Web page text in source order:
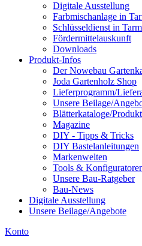
Digitale Ausstellung
Farbmischanlage in
Schlüsseldienst in
Fördermittelauskunft
Downloads
Produkt-Infos
Der Nowebau
Joda Gartenholz Shop
Lieferprogramm/
Unsere Beilage/
Blätterkataloge/
Magazine
DIY - Tipps & Tricks
DIY Bastelanleitungen
Markenwelten
Tools &
Unsere Bau-Ratgeber
Bau-News
Digitale Ausstellung
Unsere Beilage/Angebote
Konto